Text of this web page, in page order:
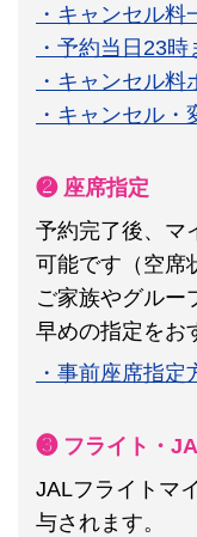
・キャンセル料
・予約当日23
・キャンセル料
・キャンセル・
❷ 座席指定
予約完了後、マ
可能です（空席
ご家族やグルー
早めの指定をお
・事前座席指定
❸ フライト・
JALフライトマ
与されます。